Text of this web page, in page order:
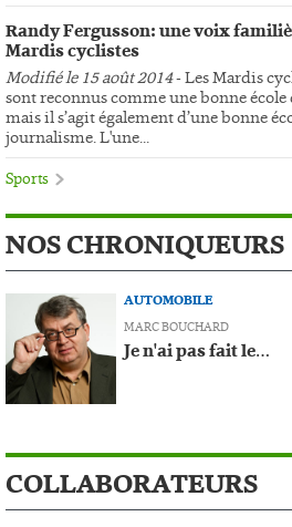
Randy Fergusson: une voix
Mardis cyclistes
Modifié le 15 août 2014- Les Mardis
sont reconnus comme une bonne école
mais il s’agit également d’une bonne
journalisme. L'une...
Sports
NOS CHRONIQUEURS
AUTOMOBILE
MARC BOUCHARD
Je n'ai pas fait le…
COLLABORATEURS